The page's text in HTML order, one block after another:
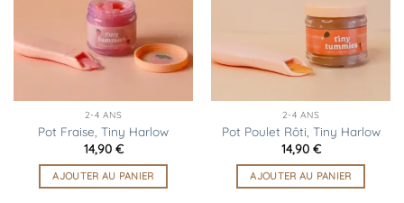
2-4 ANS
Pot Fraise, Tiny Harlow
14,90 €
AJOUTER AU PANIER
2-4 ANS
Pot Poulet Rôti, Tiny Harlow
14,90 €
AJOUTER AU PANIER